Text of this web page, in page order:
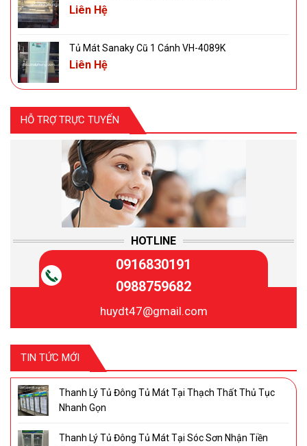
Liên Hệ
Tủ Mát Sanaky Cũ 1 Cánh VH-4089K
Liên Hệ
HỖ TRỢ TRỰC TUYẾN
HOTLINE
0916830191
0988759682
huydt47@gmail.com
TIN TỨC MỚI
Thanh Lý Tủ Đông Tủ Mát Tại Thạch Thất Thủ Tục
Nhanh Gọn
Thanh Lý Tủ Đông Tủ Mát Tại Sóc Sơn Nhận Tiền